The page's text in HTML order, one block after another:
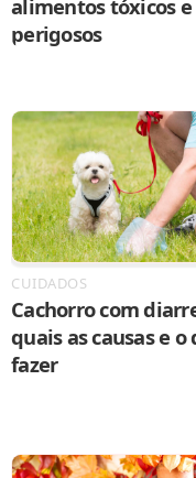
alimentos tóxicos e
perigosos
CUIDADOS
Cachorro com
quais as causas e o
fazer